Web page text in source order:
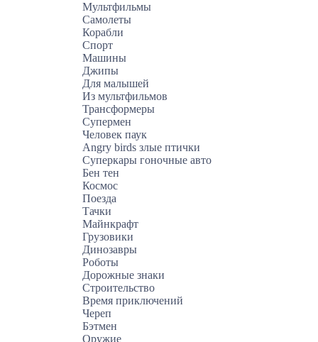
Мультфильмы
Самолеты
Корабли
Спорт
Машины
Джипы
Для малышей
Из мультфильмов
Трансформеры
Супермен
Человек паук
Angry birds злые птички
Суперкары гоночные авто
Бен тен
Космос
Поезда
Тачки
Майнкрафт
Грузовики
Динозавры
Роботы
Дорожные знаки
Строительство
Время приключений
Череп
Бэтмен
Оружие